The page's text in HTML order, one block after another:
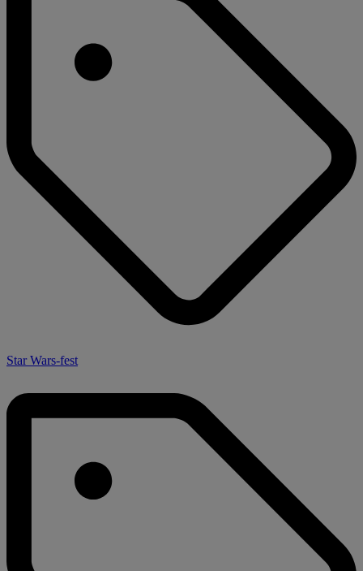
Star Wars-fest